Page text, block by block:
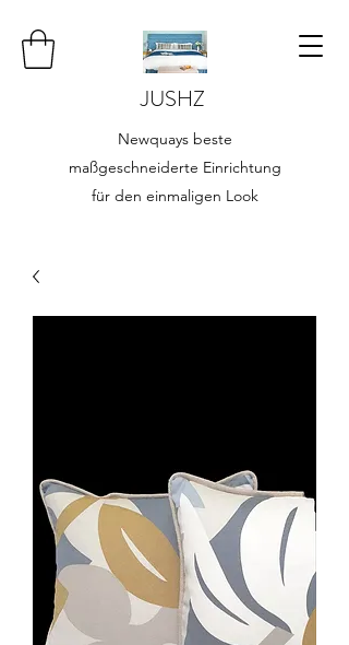
JUSHZ
Newquays beste
maßgeschneiderte Einrichtung
für den einmaligen Look